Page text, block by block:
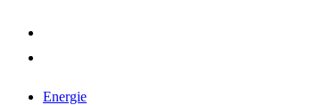
Energie